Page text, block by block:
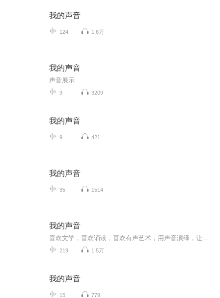
我的声音
124 1.6万
我的声音
声音展示
9 3209
我的声音
9 421
我的声音
35 1514
我的声音
219 1.5万
我的声音
15 779